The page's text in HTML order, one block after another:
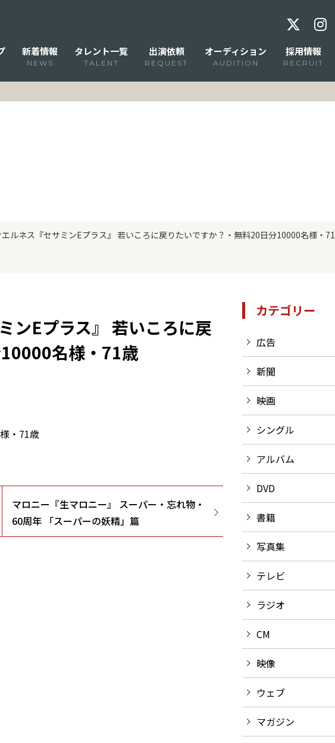
新着情報
NEWS
タレント一覧
TALENT
出演依頼
REQUEST
オーディション
AUDITION
採用情報
RECRUIT
ルネス『セサミンEプラス』 若いころに戻りたいですか？・無料20日分10000名様・
ンEプラス』 若いころに戻
名様・71歳
・71歳
マロニー『生マロニー』 スーパー・忘れ物・
60周年 「スーパーの妖精」篇
カテゴリー
広告
新聞
映画
シングル
アルバム
DVD
書籍
写真集
テレビ
ラジオ
CM
映像
ウェブ
マガジン